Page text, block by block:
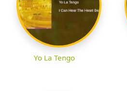
Yo La Tengo